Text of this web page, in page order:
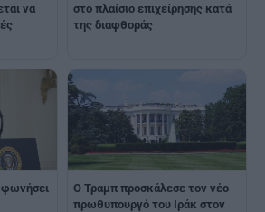
να
στο πλαίσιο επιχείρησης κατά
της διαφθοράς
O Τραμπ προσκάλεσε τον vέο
πρωθυπουργό του Ιράκ στον